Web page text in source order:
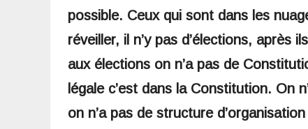
possible. Ceux qui sont dans les
réveiller, il n’y pas d’élections, après
aux élections on n’a pas de
légale c’est dans la Constitution. On
on n’a pas de structure